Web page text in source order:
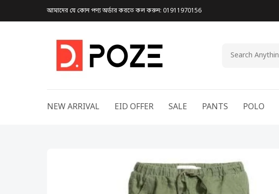
আমাদের যে কোন পণ্য অর্ডার করতে কল করুন: 01911970156
NEW ARRIVAL EID OFFER SALE PANTS POLO